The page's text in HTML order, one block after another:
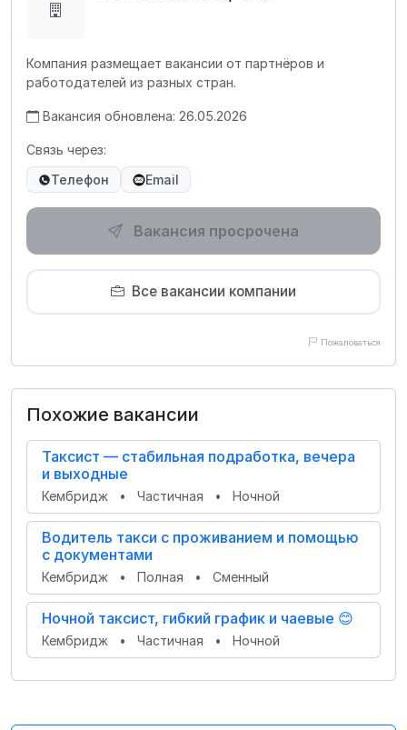
Компания размещает вакансии от партнёров и
работодателей из разных стран.
Вакансия обновлена: 26.05.2026
Связь через:
Телефон
Email
Вакансия просрочена
Все вакансии компании
Пожаловаться
Похожие вакансии
Таксист — стабильная подработка, вечера
и выходные
Кембридж • Частичная • Ночной
Водитель такси с проживанием и помощью
с документами
Кембридж • Полная • Сменный
Ночной таксист, гибкий график и чаевые 😊
Кембридж • Частичная • Ночной